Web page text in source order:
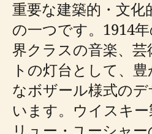
重要な建築的・文化
の一つです。1914
界クラスの音楽、
トの灯台として、
なボザール様式の
います。ウイスキ